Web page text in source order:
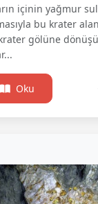
içinin yağmur
bu krater
gölüne
Oku